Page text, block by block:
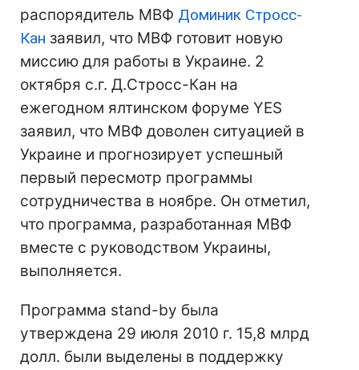
распорядитель МВФ Доминик Стросс-
Кан заявил, что МВФ готовит новую
миссию для работы в Украине. 2
октября с.г. Д.Стросс-Кан на
ежегодном ялтинском форуме YES
заявил, что МВФ доволен ситуацией в
Украине и прогнозирует успешный
первый пересмотр программы
сотрудничества в ноябре. Он отметил,
что программа, разработанная МВФ
вместе с руководством Украины,
выполняется.
Программа stand-by была
утверждена 29 июля 2010 г. 15,8 млрд
долл. были выделены в поддержку